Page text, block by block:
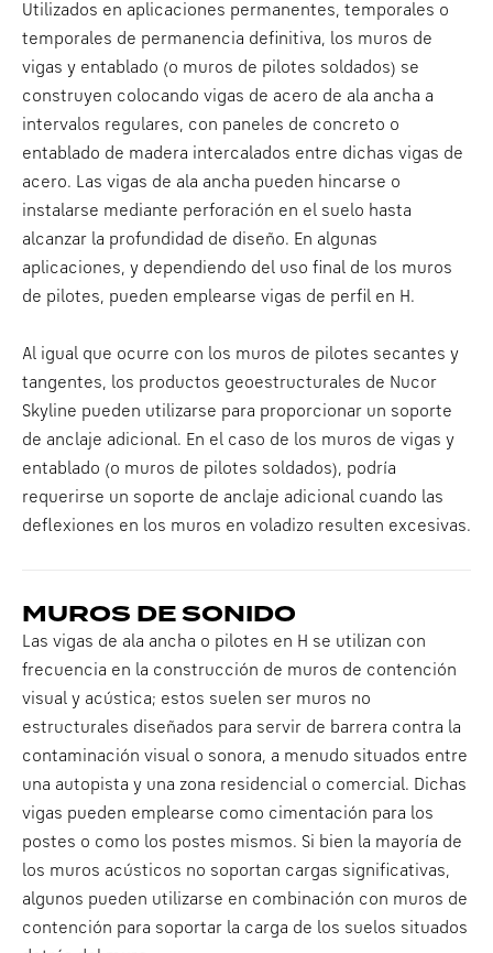
Utilizados en aplicaciones permanentes, temporales o
temporales de permanencia definitiva, los muros de
vigas y entablado (o muros de pilotes soldados) se
construyen colocando vigas de acero de ala ancha a
intervalos regulares, con paneles de concreto o
entablado de madera intercalados entre dichas vigas de
acero. Las vigas de ala ancha pueden hincarse o
instalarse mediante perforación en el suelo hasta
alcanzar la profundidad de diseño. En algunas
aplicaciones, y dependiendo del uso final de los muros
de pilotes, pueden emplearse vigas de perfil en H.
Al igual que ocurre con los muros de pilotes secantes y
tangentes, los productos geoestructurales de Nucor
Skyline pueden utilizarse para proporcionar un soporte
de anclaje adicional. En el caso de los muros de vigas y
entablado (o muros de pilotes soldados), podría
requerirse un soporte de anclaje adicional cuando las
deflexiones en los muros en voladizo resulten excesivas.
MUROS DE SONIDO
Las vigas de ala ancha o pilotes en H se utilizan con
frecuencia en la construcción de muros de contención
visual y acústica; estos suelen ser muros no
estructurales diseñados para servir de barrera contra la
contaminación visual o sonora, a menudo situados entre
una autopista y una zona residencial o comercial. Dichas
vigas pueden emplearse como cimentación para los
postes o como los postes mismos. Si bien la mayoría de
los muros acústicos no soportan cargas significativas,
algunos pueden utilizarse en combinación con muros de
contención para soportar la carga de los suelos situados